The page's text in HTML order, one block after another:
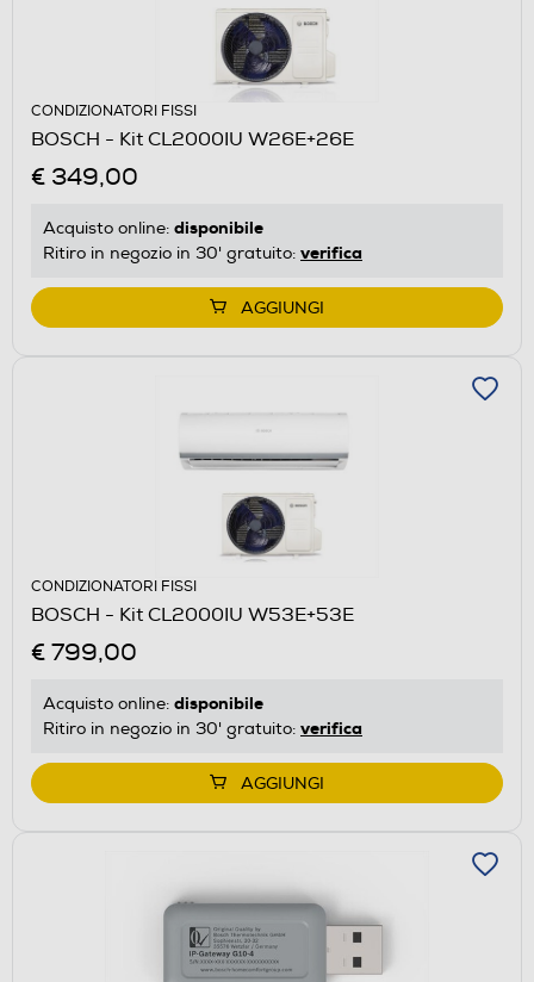
CONDIZIONATORI FISSI
BOSCH - Kit CL2000IU W26E+26E
€ 349,00
Acquisto online: disponibile
Ritiro in negozio in 30' gratuito: verifica
AGGIUNGI
CONDIZIONATORI FISSI
BOSCH - Kit CL2000IU W53E+53E
€ 799,00
Acquisto online: disponibile
Ritiro in negozio in 30' gratuito: verifica
AGGIUNGI